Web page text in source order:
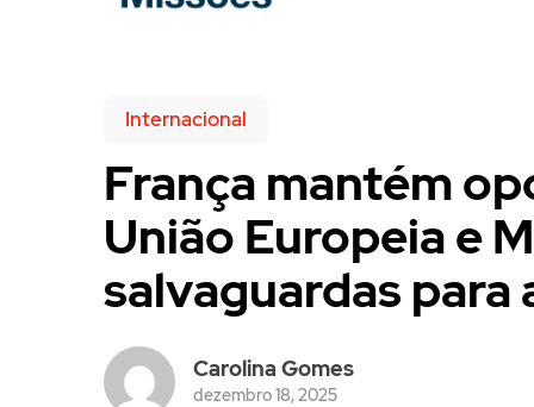
Internacional
França mantém
União Europeia e
salvaguardas
Carolina Gomes
dezembro 18, 2025